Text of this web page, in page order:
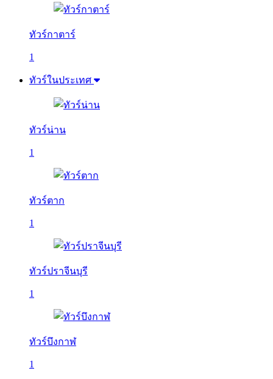
ทัวร์กาตาร์
1
ทัวร์ในประเทศ
ทัวร์น่าน
1
ทัวร์ตาก
1
ทัวร์ปราจีนบุรี
1
ทัวร์บึงกาฬ
1